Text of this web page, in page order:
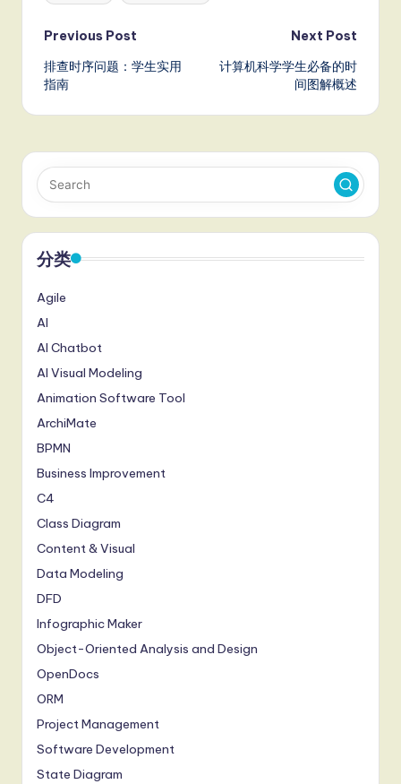
Post
navigation
Previous Post
排查时序问题：学生实用
指南
Next Post
计算机科学学生必备的时
间图解概述
分类
Agile
AI
AI Chatbot
AI Visual Modeling
Animation Software Tool
ArchiMate
BPMN
Business Improvement
C4
Class Diagram
Content & Visual
Data Modeling
DFD
Infographic Maker
Object-Oriented Analysis and Design
OpenDocs
ORM
Project Management
Software Development
State Diagram